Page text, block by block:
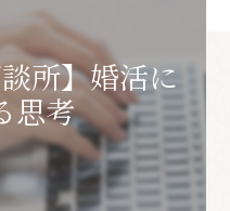
所】婚活に
思考